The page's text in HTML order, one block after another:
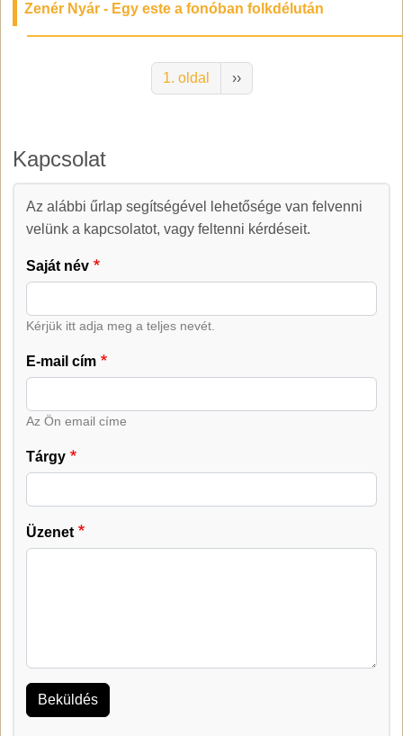
Zenér Nyár - Egy este a fonóban folkdélután
1. oldal
Következő oldal
››
Kapcsolat
Kapcsolat
Az alábbi űrlap segítségével lehetősége van felvenni
velünk a kapcsolatot, vagy feltenni kérdéseit.
Saját név
Kérjük itt adja meg a teljes nevét.
E-mail cím
Az Ön email címe
Tárgy
Üzenet